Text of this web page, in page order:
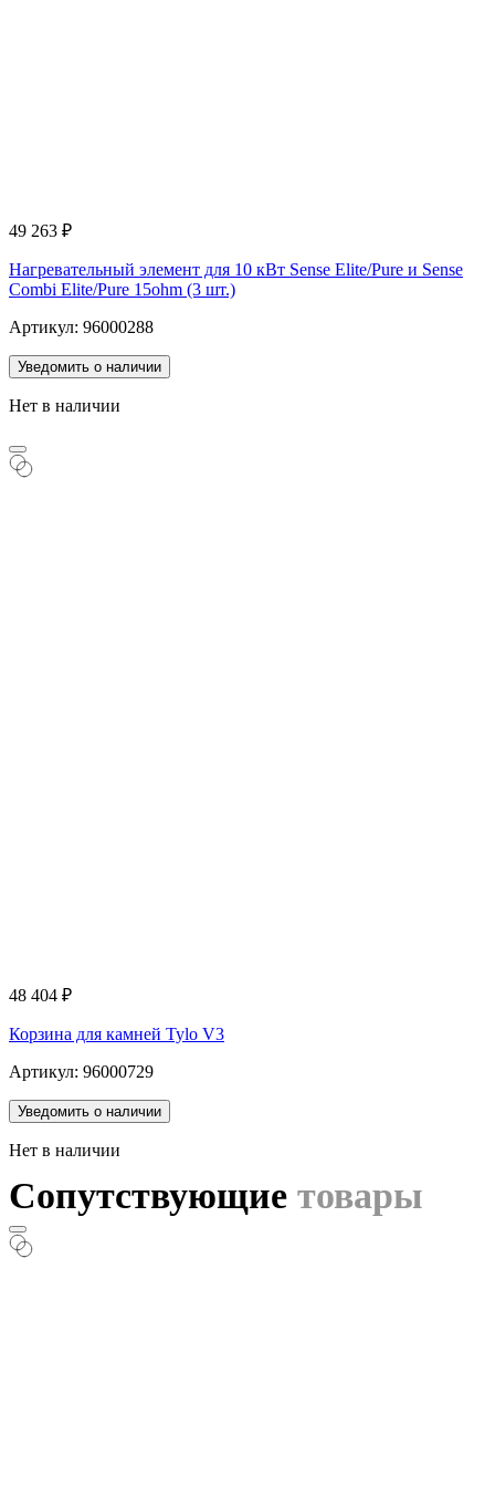
49 263 ₽
Нагревательный элемент для 10 кВт Sense Elite/Pure и Sense
Combi Elite/Pure 15ohm (3 шт.)
Артикул: 96000288
Уведомить о наличии
Нет в наличии
48 404 ₽
Корзина для камней Tylo V3
Артикул: 96000729
Уведомить о наличии
Нет в наличии
Сопутствующие товары